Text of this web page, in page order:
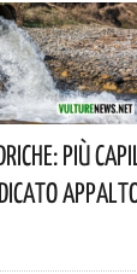
Più